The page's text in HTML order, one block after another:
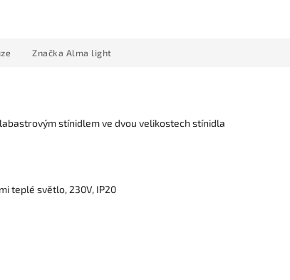
Značka Alma light
stínidlem ve dvou velikostech stínidla
teplé světlo, 230V, IP20